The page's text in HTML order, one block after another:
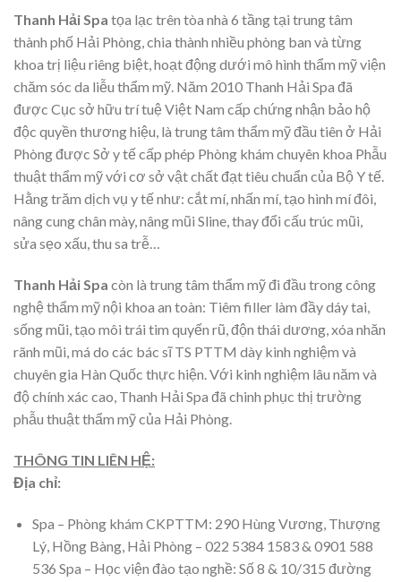
Thanh Hải Spa tọa lạc trên tòa nhà 6 tầng tại trung tâm
thành phố Hải Phòng, chia thành nhiều phòng ban và từng
khoa trị liệu riêng biệt, hoạt động dưới mô hình thẩm mỹ viện
chăm sóc da liễu thẩm mỹ. Năm 2010 Thanh Hải Spa đã
được Cục sở hữu trí tuệ Việt Nam cấp chứng nhận bảo hộ
độc quyền thương hiệu, là trung tâm thẩm mỹ đầu tiên ở Hải
Phòng được Sở y tế cấp phép Phòng khám chuyên khoa Phẫu
thuật thẩm mỹ với cơ sở vật chất đạt tiêu chuẩn của Bộ Y tế.
Hằng trăm dịch vụ y tế như: cắt mí, nhấn mí, tạo hình mí đôi,
nâng cung chân mày, nâng mũi Sline, thay đổi cấu trúc mũi,
sửa sẹo xấu, thu sa trễ…
Thanh Hải Spa còn là trung tâm thẩm mỹ đi đầu trong công
nghệ thẩm mỹ nội khoa an toàn: Tiêm filler làm đầy dáy tai,
sống mũi, tạo môi trái tim quyến rũ, độn thái dương, xóa nhăn
rãnh mũi, má do các bác sĩ TS PTTM dày kinh nghiệm và
chuyên gia Hàn Quốc thực hiện. Với kinh nghiệm lâu năm và
độ chính xác cao, Thanh Hải Spa đã chinh phục thị trường
phẫu thuật thẩm mỹ của Hải Phòng.
THÔNG TIN LIÊN HỆ:
Địa chỉ:
Spa – Phòng khám CKPTTM: 290 Hùng Vương, Thượng
Lý, Hồng Bàng, Hải Phòng – 022 5384 1583 & 0901 588
536 Spa – Học viện đào tạo nghề: Số 8 & 10/315 đường